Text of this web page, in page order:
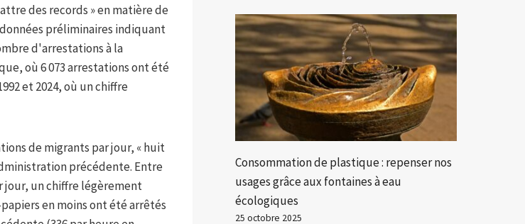
des records » en matière de
préliminaires indiquant
d'arrestations à la
où 6 073 arrestations ont été
et 2024, où un chiffre
de migrants par jour, « huit
précédente. Entre
jour, un chiffre légèrement
en moins ont été arrêtés
Consommation de plastique : repenser nos
usages grâce aux fontaines à eau
écologiques
25 octobre 2025